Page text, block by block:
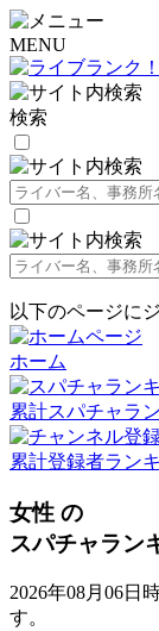
MENU
検索
以下のページに
ホーム
累計スパチャラ
累計登録者ラン
女性 の
スパチャラン
2026年08月06日
す。